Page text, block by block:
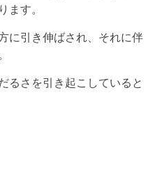
す。
に引き伸ばされ、それに伴
るさを引き起こしていると